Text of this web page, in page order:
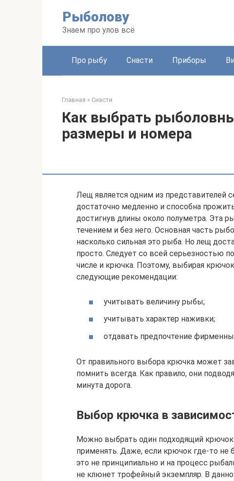
Рыболову
Знаем про улов всё
Про рыбу Снасти Приборы
Главная » Снасти
Как выбрать
размеры и номера
Лещ является одним из представителей
достаточно медленно и способна
достигнув длины около полуметра. Эта
течением и без него. Основная часть
насколько сильная это рыба. Но лещ
просто. Следует со всей серьезностью
числе и крючка. Поэтому, выбирая
следующие рекомендации:
учитывать величину рыбы;
учитывать характер наживки;
отдавать предпочтение
От правильного выбора крючка может
помнить всегда. Как правило, они
минута дорога.
Выбор крючка в
Можно выбрать один подходящий
применять. Даже, если крючок где-то не
это не принципиально и на процесс
не клюнет трофейный экземпляр. В